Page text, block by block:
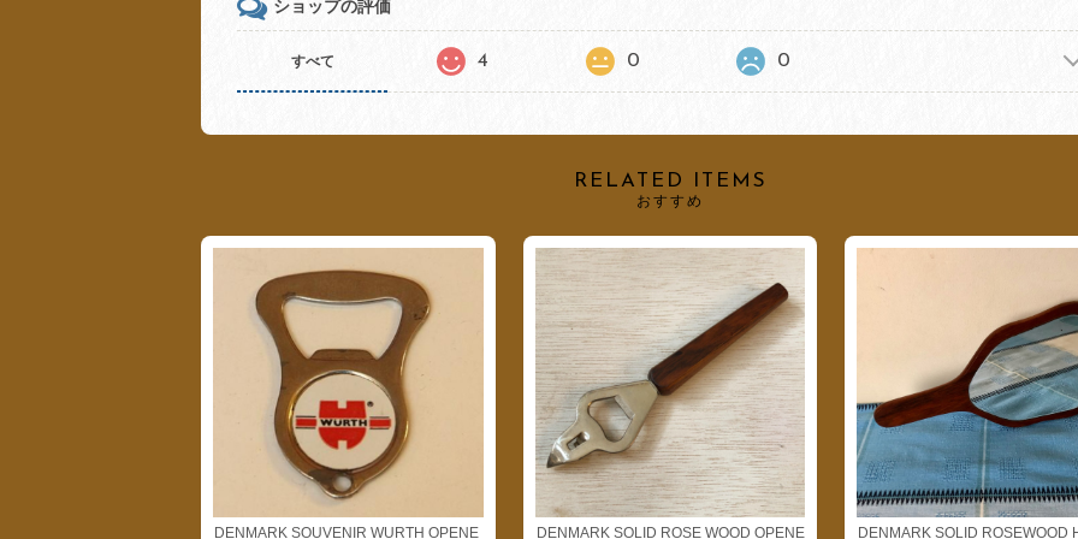
ショップの評価
すべて 4 0 0
RELATED ITEMS
おすすめ
DENMARK SOUVENIR WURTH OPENE DENMARK SOLID ROSE WOOD OPENE DENMARK SOLID ROSEWOOD